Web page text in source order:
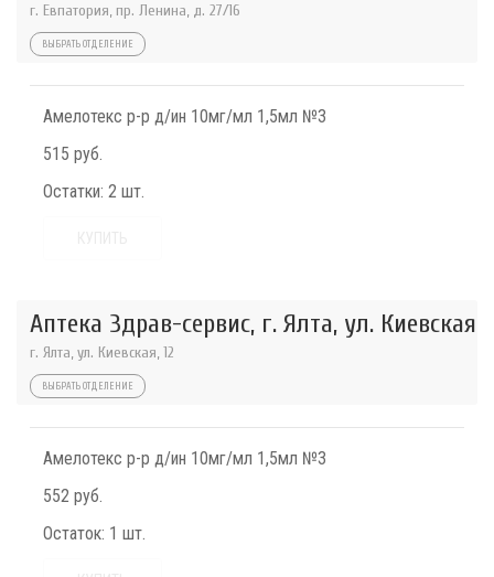
г. Евпатория, пр. Ленина, д. 27/16
ВЫБРАТЬ ОТДЕЛЕНИЕ
Амелотекс р-р д/ин 10мг/мл 1,5мл №3
515 руб.
Остатки: 2 шт.
Аптека Здрав-сервис, г. Ялта, ул. Киевская
г. Ялта, ул. Киевская, 12
ВЫБРАТЬ ОТДЕЛЕНИЕ
Амелотекс р-р д/ин 10мг/мл 1,5мл №3
552 руб.
Остаток: 1 шт.